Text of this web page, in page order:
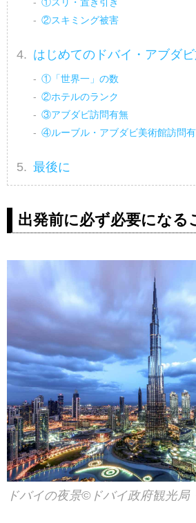
②スキミング被害
はじめてのドバイ・アブダ
①「世界一」の数
②ホテルのランク
③アブダビ訪問有無
④ルーブル・アブダビ美術館訪問
最後に
出発前に必ず必要になる
ドバイの夜景©ドバイ政府観光局